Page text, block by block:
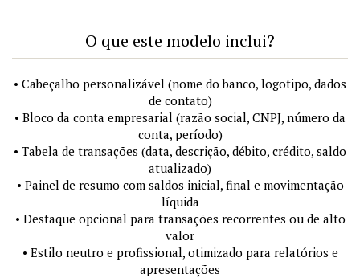
O que este modelo inclui?
• Cabeçalho personalizável (nome do banco, logotipo, dados
de contato)
• Bloco da conta empresarial (razão social, CNPJ, número da
conta, período)
• Tabela de transações (data, descrição, débito, crédito, saldo
atualizado)
• Painel de resumo com saldos inicial, final e movimentação
líquida
• Destaque opcional para transações recorrentes ou de alto
valor
• Estilo neutro e profissional, otimizado para relatórios e
apresentações